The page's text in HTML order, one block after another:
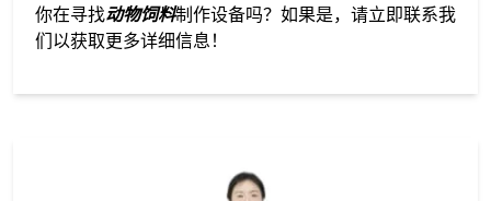
你在寻找动物饲料制作设备吗？如果是，请立即联系我
们以获取更多详细信息！